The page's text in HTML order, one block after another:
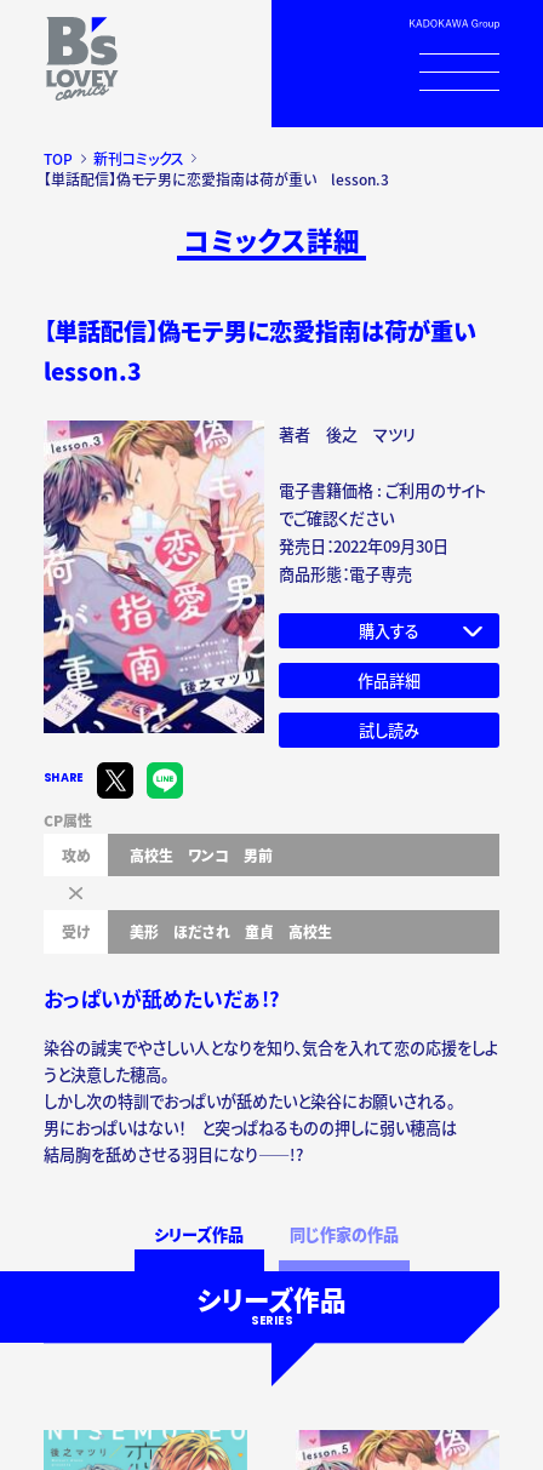
TOP
新刊コミックス
【単話配信】偽モテ男に恋愛指南は荷が重い lesson.3
コミックス詳細
【単話配信】偽モテ男に恋愛指南は荷が重い
lesson.3
著者 後之 マツリ
電子書籍価格 : ご利用のサイト
でご確認ください
発売日：2022年09月30日
商品形態：電子専売
購入する
作品詳細
試し読み
SHARE
CP属性
攻め
高校生 ワンコ 男前
受け 美形 ほだされ 童貞 高校生
おっぱいが舐めたいだぁ!?
染谷の誠実でやさしい人となりを知り、気合を入れて恋の応援をしよ
うと決意した穂高。
しかし次の特訓でおっぱいが舐めたいと染谷にお願いされる。
男におっぱいはない！ と突っぱねるものの押しに弱い穂高は
結局胸を舐めさせる羽目になり――!?
シリーズ作品 同じ作家の作品
シリーズ作品
SERIES